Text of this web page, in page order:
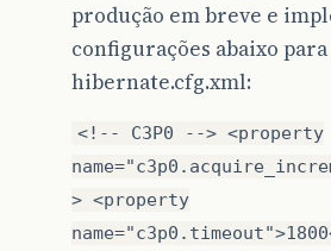
produção em breve e
configurações abaixo
hibernate.cfg.xml:
<!-- C3P0 --> <property
> <property